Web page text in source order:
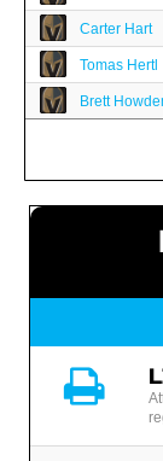
Carter Hart
Tomas Hertl
Brett